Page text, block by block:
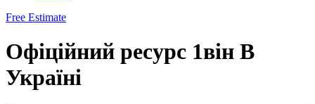
Free Estimate
Офіційний ресурс 1він В
Україні